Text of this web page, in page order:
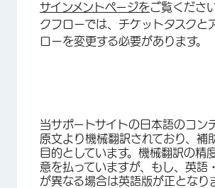
サインメントページをご覧くださ
クフローでは、チケットタスクと
ローを変更する必要があります。
当サポートサイトの日本語のコン
原文より機械翻訳されており、補
目的としています。機械翻訳の精
意を払っていますが、もし、英語
が異なる場合は英語版が正となり